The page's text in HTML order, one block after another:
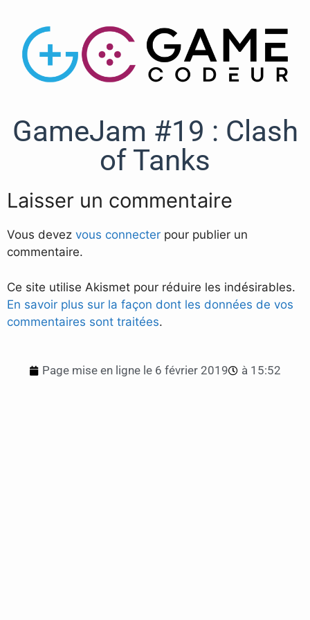
GameJam #19 : Clash
of Tanks
Laisser un commentaire
Vous devez vous connecter pour publier un
commentaire.
Ce site utilise Akismet pour réduire les indésirables.
En savoir plus sur la façon dont les données de vos
commentaires sont traitées.
Page mise en ligne le 6 février 2019 à 15:52